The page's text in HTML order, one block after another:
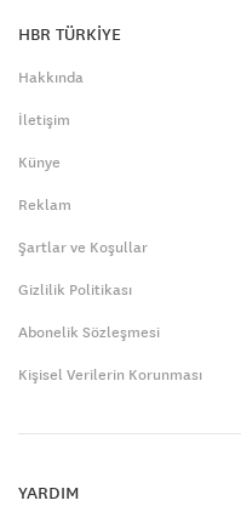
HBR TÜRKİYE
Hakkında
İletişim
Künye
Reklam
Şartlar ve Koşullar
Gizlilik Politikası
Abonelik Sözleşmesi
Kişisel Verilerin Korunması
YARDIM